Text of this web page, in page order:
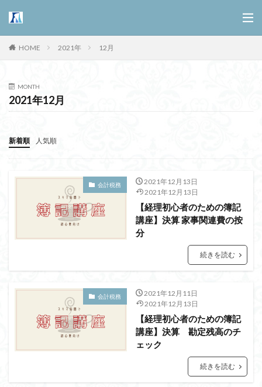
HOME 2021年 12月
MONTH
2021年12月
新着順 人気順
会計税務
2021年12月13日
2021年12月13日
【経理初心者のための簿記
講座】決算 家事関連費の按
分
続きを読む
会計税務
2021年12月11日
2021年12月13日
【経理初心者のための簿記
講座】決算 勘定残高のチ
ェック
続きを読む